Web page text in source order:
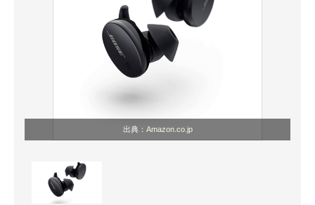
好きが集まる 比べて選べる
ビジネスと働き方のヒント
AI活用のいまが分かる
経営リーダーのコミュニティ
マーケ×ITの今がよく分かる
ITエンジニア向け専門サイト
出典： Amazon.co.jp